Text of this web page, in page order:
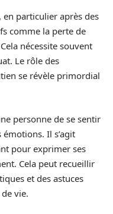
en particulier après des
comme la perte de
nécessite souvent
Le rôle des
se révèle primordial
personne de se sentir
Il s’agit
pour exprimer ses
Cela peut recueillir
et des astuces
vie.